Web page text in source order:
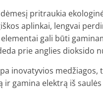
pritraukia
aplinkai, lengvai
gali būti
prie anglies dioksido
inovatyvios
ir gamina elektrą iš